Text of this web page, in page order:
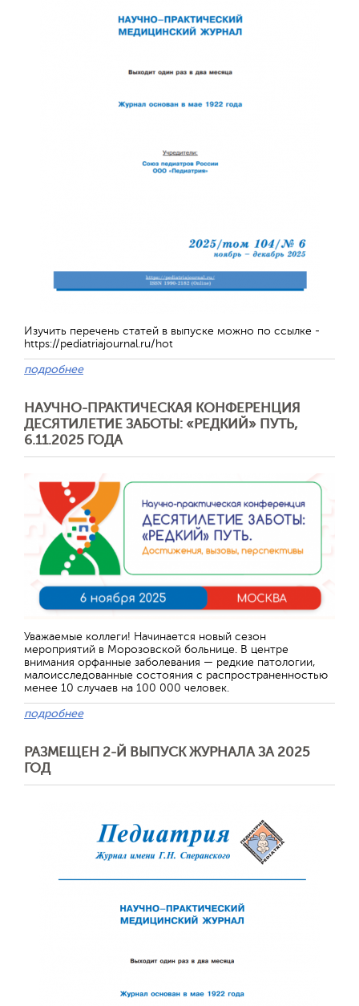
Изучить перечень статей в выпуске можно по ссылке -
https://pediatriajournal.ru/hot
подробнее
НАУЧНО-ПРАКТИЧЕСКАЯ КОНФЕРЕНЦИЯ
ДЕСЯТИЛЕТИЕ ЗАБОТЫ: «РЕДКИЙ» ПУТЬ,
6.11.2025 ГОДА
Уважаемые коллеги! Начинается новый сезон
мероприятий в Морозовской больнице. В центре
внимания орфанные заболевания — редкие патологии,
малоисследованные состояния с распространенностью
менее 10 случаев на 100 000 человек.
подробнее
РАЗМЕЩЕН 2-Й ВЫПУСК ЖУРНАЛА ЗА 2025
ГОД